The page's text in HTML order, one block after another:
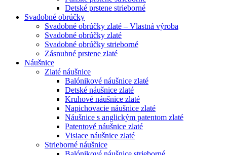
Detské prstene strieborné
Svadobné obrúčky
Svadobné obrúčky zlaté – Vlastná výroba
Svadobné obrúčky zlaté
Svadobné obrúčky strieborné
Zásnubné prstene zlaté
Náušnice
Zlaté náušnice
Balónikové náušnice zlaté
Detské náušnice zlaté
Kruhové náušnice zlaté
Napichovacie náušnice zlaté
Náušnice s anglickým patentom zlaté
Patentové náušnice zlaté
Visiace náušnice zlaté
Strieborné náušnice